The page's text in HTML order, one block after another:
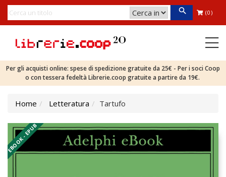
(0)
Per gli acquisti online: spese di spedizione gratuite da 25€ - Per i soci Coop
o con tessera fedeltà Librerie.coop gratuite a partire da 19€.
Home Letteratura Tartufo
EBOOK - EPUB